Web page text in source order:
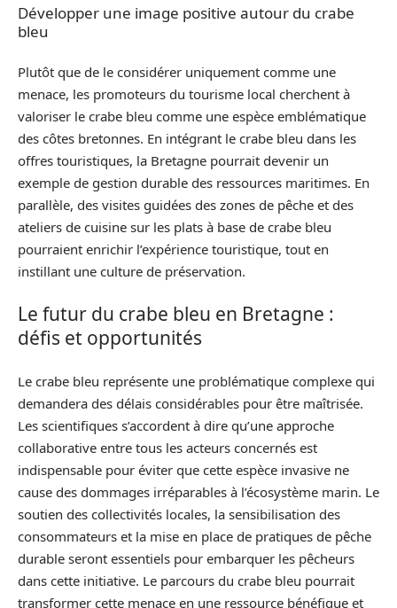
Développer une image positive autour du crabe
bleu
Plutôt que de le considérer uniquement comme une
menace, les promoteurs du tourisme local cherchent à
valoriser le crabe bleu comme une espèce emblématique
des côtes bretonnes. En intégrant le crabe bleu dans les
offres touristiques, la Bretagne pourrait devenir un
exemple de gestion durable des ressources maritimes. En
parallèle, des visites guidées des zones de pêche et des
ateliers de cuisine sur les plats à base de crabe bleu
pourraient enrichir l’expérience touristique, tout en
instillant une culture de préservation.
Le futur du crabe bleu en Bretagne :
défis et opportunités
Le crabe bleu représente une problématique complexe qui
demandera des délais considérables pour être maîtrisée.
Les scientifiques s’accordent à dire qu’une approche
collaborative entre tous les acteurs concernés est
indispensable pour éviter que cette espèce invasive ne
cause des dommages irréparables à l’écosystème marin. Le
soutien des collectivités locales, la sensibilisation des
consommateurs et la mise en place de pratiques de pêche
durable seront essentiels pour embarquer les pêcheurs
dans cette initiative. Le parcours du crabe bleu pourrait
transformer cette menace en une ressource bénéfique et